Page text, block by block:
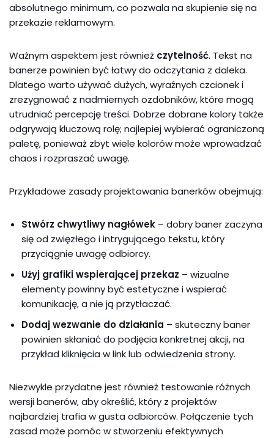
absolutnego minimum, co pozwala na skupienie się na
przekazie reklamowym.
Ważnym aspektem jest również czytelność. Tekst na
banerze powinien być łatwy do odczytania z daleka.
Dlatego warto używać dużych, wyraźnych czcionek i
zrezygnować z nadmiernych ozdobników, które mogą
utrudniać percepcję treści. Dobrze dobrane kolory także
odgrywają kluczową rolę; najlepiej wybierać ograniczoną
paletę, ponieważ zbyt wiele kolorów może wprowadzać
chaos i rozpraszać uwagę.
Przykładowe zasady projektowania banerków obejmują:
Stwórz chwytliwy nagłówek – dobry baner zaczyna
się od zwięzłego i intrygującego tekstu, który
przyciągnie uwagę odbiorcy.
Użyj grafiki wspierającej przekaz – wizualne
elementy powinny być estetyczne i wspierać
komunikację, a nie ją przytłaczać.
Dodaj wezwanie do działania – skuteczny baner
powinien skłaniać do podjęcia konkretnej akcji, na
przykład kliknięcia w link lub odwiedzenia strony.
Niezwykle przydatne jest również testowanie różnych
wersji banerów, aby określić, który z projektów
najbardziej trafia w gusta odbiorców. Połączenie tych
zasad może pomóc w stworzeniu efektywnych